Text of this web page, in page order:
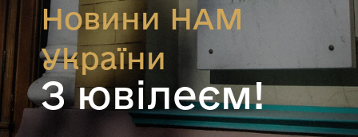
Новини НАМ
України
З ювілеєм!